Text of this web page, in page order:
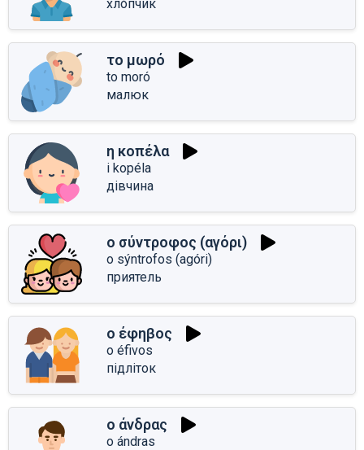
хло́пчик
το μωρό
to moró
малюк
η κοπέλα
i kopéla
дівчина
ο σύντροφος (αγόρι)
o sýntrofos (agóri)
приятель
ο έφηβος
o éfivos
підліток
ο άνδρας
o ándras